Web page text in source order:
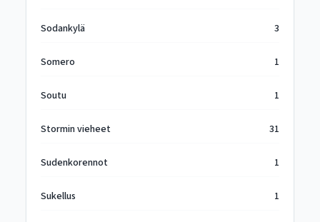
Sodankylä 3
Somero 1
Soutu 1
Stormin vieheet 31
Sudenkorennot 1
Sukellus 1